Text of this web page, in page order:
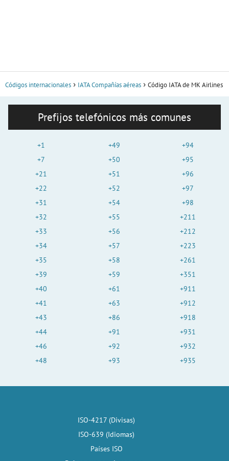
Códigos internacionales IATA Compañías aéreas Código IATA de MK Airlines
Prefijos telefónicos más comunes
+1
+7
+21
+22
+31
+32
+33
+34
+35
+39
+40
+41
+43
+44
+46
+48
+49
+50
+51
+52
+54
+55
+56
+57
+58
+59
+61
+63
+86
+91
+92
+93
+94
+95
+96
+97
+98
+211
+212
+223
+261
+351
+911
+912
+918
+931
+932
+935
ISO-4217 (Divisas)
ISO-639 (Idiomas)
Países ISO